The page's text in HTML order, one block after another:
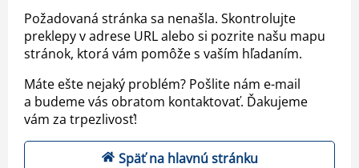
Požadovaná stránka sa nenašla. Skontrolujte
preklepy v adrese URL alebo si pozrite našu mapu
stránok, ktorá vám pomôže s vaším hľadaním.
Máte ešte nejaký problém? Pošlite nám e-mail
a budeme vás obratom kontaktovať. Ďakujeme
vám za trpezlivosť!
Späť na hlavnú stránku